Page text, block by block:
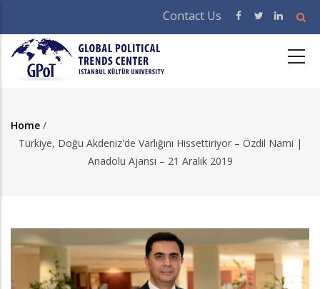
main
content
Contact Us
Breadcrumb
Home /
Türkiye, Doğu Akdeniz'de Varlığını Hissettiriyor – Özdil Nami |
Anadolu Ajansı – 21 Aralık 2019